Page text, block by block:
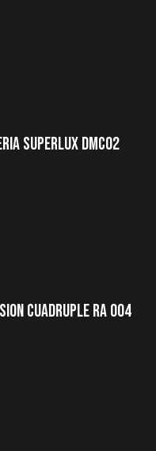
Superlux DMC02
Cuadruple Ra 004